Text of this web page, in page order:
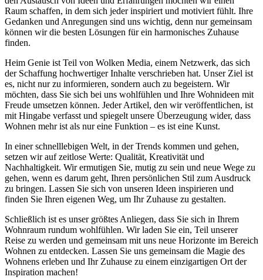
Raum schaffen, in dem sich jeder inspiriert und motiviert fühlt. Ihre
Gedanken und Anregungen sind uns wichtig, denn nur gemeinsam
können wir die besten Lösungen für ein harmonisches Zuhause
finden.
Heim Genie ist Teil von Wolken Media, einem Netzwerk, das sich
der Schaffung hochwertiger Inhalte verschrieben hat. Unser Ziel ist
es, nicht nur zu informieren, sondern auch zu begeistern. Wir
möchten, dass Sie sich bei uns wohlfühlen und Ihre Wohnideen mit
Freude umsetzen können. Jeder Artikel, den wir veröffentlichen, ist
mit Hingabe verfasst und spiegelt unsere Überzeugung wider, dass
Wohnen mehr ist als nur eine Funktion – es ist eine Kunst.
In einer schnelllebigen Welt, in der Trends kommen und gehen,
setzen wir auf zeitlose Werte: Qualität, Kreativität und
Nachhaltigkeit. Wir ermutigen Sie, mutig zu sein und neue Wege zu
gehen, wenn es darum geht, Ihren persönlichen Stil zum Ausdruck
zu bringen. Lassen Sie sich von unseren Ideen inspirieren und
finden Sie Ihren eigenen Weg, um Ihr Zuhause zu gestalten.
Schließlich ist es unser größtes Anliegen, dass Sie sich in Ihrem
Wohnraum rundum wohlfühlen. Wir laden Sie ein, Teil unserer
Reise zu werden und gemeinsam mit uns neue Horizonte im Bereich
Wohnen zu entdecken. Lassen Sie uns gemeinsam die Magie des
Wohnens erleben und Ihr Zuhause zu einem einzigartigen Ort der
Inspiration machen!